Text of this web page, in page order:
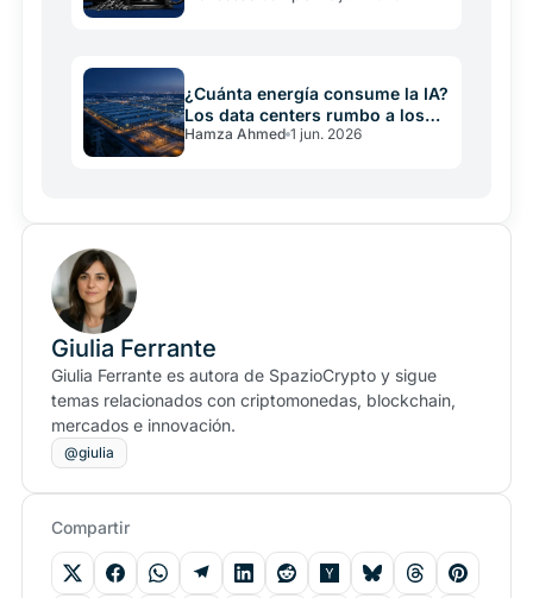
¿Cuánta energía consume la IA?
Los data centers rumbo a los
950 TWh
Hamza Ahmed 1 jun. 2026
Giulia Ferrante
Giulia Ferrante es autora de SpazioCrypto y sigue
temas relacionados con criptomonedas, blockchain,
mercados e innovación.
@giulia
Compartir